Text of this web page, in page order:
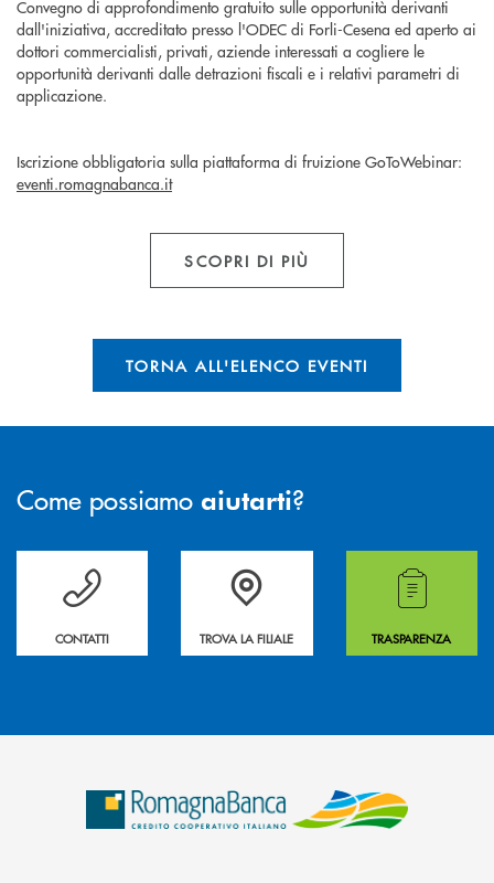
Convegno di approfondimento gratuito sulle opportunità derivanti
dall'iniziativa, accreditato presso l'ODEC di Forli-Cesena ed aperto ai
dottori commercialisti, privati, aziende interessati a cogliere le
opportunità derivanti dalle detrazioni fiscali e i relativi parametri di
applicazione.
Iscrizione obbligatoria sulla piattaforma di fruizione GoToWebinar:
eventi.romagnabanca.it
SCOPRI DI PIÙ
TORNA ALL'ELENCO EVENTI
Come possiamo aiutarti?
Per ogni necessità compila il form e noi ti richiamiamo
CONTATTI
La&nbsp; Filiale &nbsp;vicina a te. &nbsp;
TROVA LA FILIALE
Hai bisogno di
TRASPARENZA